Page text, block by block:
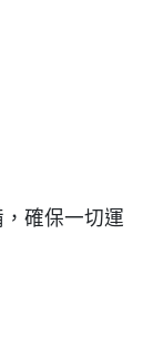
確保一切運